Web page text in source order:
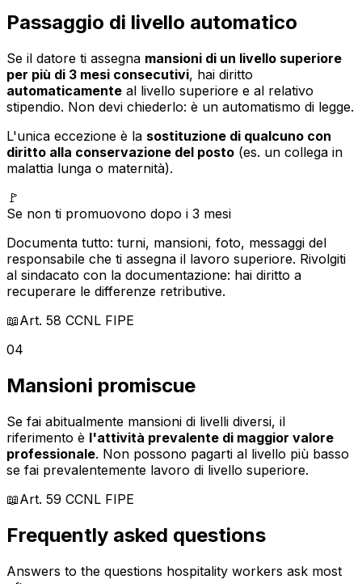
Passaggio di livello automatico
Se il datore ti assegna mansioni di un livello superiore
per più di 3 mesi consecutivi, hai diritto
automaticamente al livello superiore e al relativo
stipendio. Non devi chiederlo: è un automatismo di legge.
L'unica eccezione è la sostituzione di qualcuno con
diritto alla conservazione del posto (es. un collega in
malattia lunga o maternità).
🚩
Se non ti promuovono dopo i 3 mesi
Documenta tutto: turni, mansioni, foto, messaggi del
responsabile che ti assegna il lavoro superiore. Rivolgiti
al sindacato con la documentazione: hai diritto a
recuperare le differenze retributive.
📖Art. 58 CCNL FIPE
04
Mansioni promiscue
Se fai abitualmente mansioni di livelli diversi, il
riferimento è l'attività prevalente di maggior valore
professionale. Non possono pagarti al livello più basso
se fai prevalentemente lavoro di livello superiore.
📖Art. 59 CCNL FIPE
Frequently asked questions
Answers to the questions hospitality workers ask most